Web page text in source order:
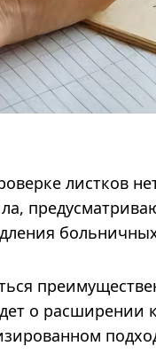
листков
о расширении